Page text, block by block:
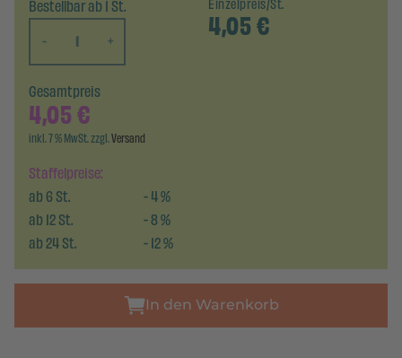
Bestellbar ab 1 St.
-
+
Einzelpreis/St.
4,05€
Staffelpreise:
ab6St. -4%
ab12St. -8%
ab24St. -12%
Gesamtpreis
4,05€
inkl. 7 % MwSt. zzgl.Versand
In den Warenkorb